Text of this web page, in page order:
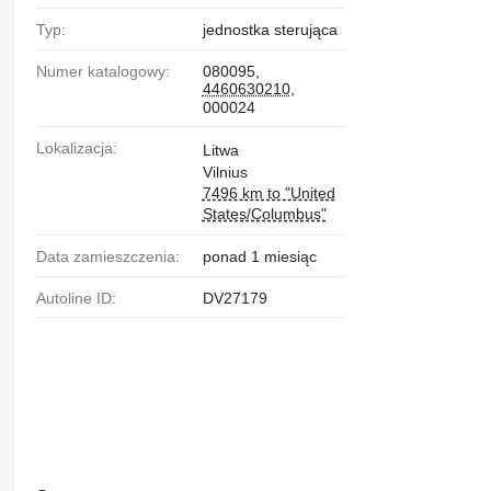
Typ: jednostka sterująca
Numer katalogowy:
080095,
4460630210,
000024
Lokalizacja:
Litwa
Vilnius
7496 km to "United
States/Columbus"
Data zamieszczenia: ponad 1 miesiąc
Autoline ID: DV27179